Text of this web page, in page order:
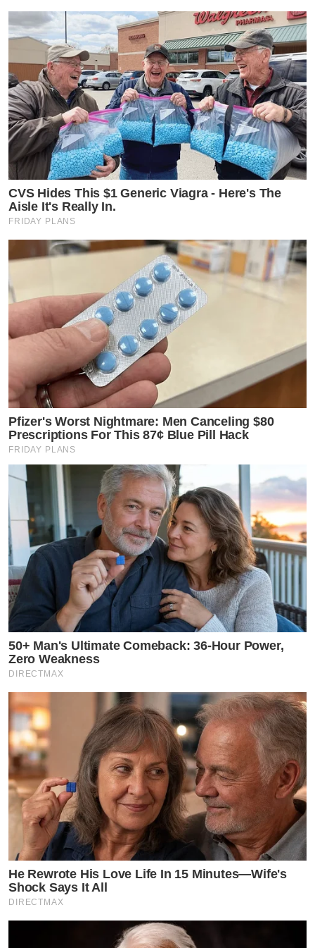
CVS Hides This $1 Generic Viagra - Here's The
Aisle It's Really In.
FRIDAY PLANS
Pfizer's Worst Nightmare: Men Canceling $80
Prescriptions For This 87¢ Blue Pill Hack
FRIDAY PLANS
50+ Man's Ultimate Comeback: 36-Hour Power,
Zero Weakness
DIRECTMAX
He Rewrote His Love Life In 15 Minutes—Wife's
Shock Says It All
DIRECTMAX